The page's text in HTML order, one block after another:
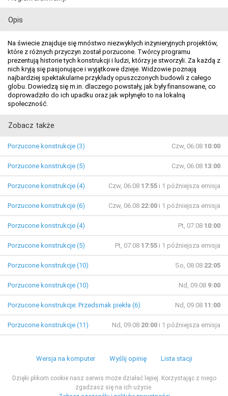
Opis
Na świecie znajduje się mnóstwo niezwykłych inżynieryjnych projektów,
które z różnych przyczyn został porzucone. Twórcy programu
prezentują historie tych konstrukcji i ludzi, którzy je stworzyli. Za każdą z
nich kryją się pasjonujące i wyjątkowe dzieje. Widzowie poznają
najbardziej spektakularne przykłady opuszczonych budowli z całego
globu. Dowiedzą się m.in. dlaczego powstały, jak były finansowane, co
doprowadziło do ich upadku oraz jak wpłynęło to na lokalną
społeczność.
Zobacz także
Porzucone konstrukcje (3) Czw, 06.08 10:00
Porzucone konstrukcje (5) Czw, 06.08 13:00
Porzucone konstrukcje (4) Czw, 06.08 17:55 i 1 późniejsza emisja
Porzucone konstrukcje (6) Czw, 06.08 22:00 i 1 późniejsza emisja
Porzucone konstrukcje (4) Pt, 07.08 10:00
Porzucone konstrukcje (5) Pt, 07.08 17:55 i 1 późniejsza emisja
Porzucone konstrukcje (10) So, 08.08 22:05
Porzucone konstrukcje (10) Nd, 09.08 9:00
Porzucone konstrukcje: Przedsmak piekła (6) Nd, 09.08 11:00
Porzucone konstrukcje (11) Nd, 09.08 20:00 i 1 późniejsza emisja
Wersja na komputer Wyślij opinię Lista stacji
Dzięki plikom cookie nasz serwis może działać lepiej. Korzystając z niego
zgadzasz się na ich użycie.